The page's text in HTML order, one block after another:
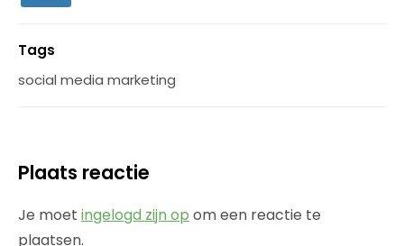
Tags
social media marketing
Plaats reactie
Je moet ingelogd zijn op om een reactie te
plaatsen.